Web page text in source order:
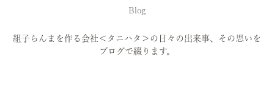
Blog
組子らんまを作る会社＜タニハタ＞の日々の出来事、その思いを
ブログで綴ります。